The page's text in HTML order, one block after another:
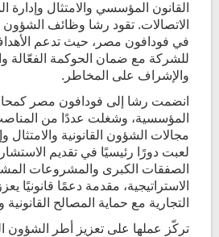
القانون المؤسسي والامتثال
الاتصالات. تقود رشا وظائف الشؤون
في فودافون مصر، حيث تدعم الأهداف
للشركة مع ضمان الحوكمة الفعّالة
والإشراف على المخاطر .
انضمت رشا إلى فودافون مصر
المؤسسية، وشغلت عددًا من المناصب
مجالات الشؤون القانونية والامتثال
لعبت دورًا رئيسيًا في تقديم
الصفقات الكبرى والمشروعات
الاستراتيجية، مقدمة دعمًا قانونيًا
التجارية مع حماية المصالح
تركّز عملها على تعزيز أطر الشؤون